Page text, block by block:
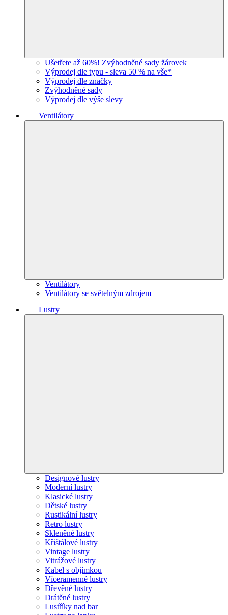
Ušetřete až 60%! Zvýhodněné sady žárovek
Výprodej dle typu - sleva 50 % na vše*
Výprodej dle značky
Zvýhodněné sady
Výprodej dle výše slevy
Ventilátory
Ventilátory
Ventilátory se světelným zdrojem
Lustry
Designové lustry
Moderní lustry
Klasické lustry
Dětské lustry
Rustikální lustry
Retro lustry
Skleněné lustry
Křištálové lustry
Vintage lustry
Vitrážové lustry
Kabel s objímkou
Víceramenné lustry
Dřevěné lustry
Drátěné lustry
Lustříky nad bar